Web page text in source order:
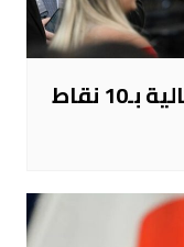
نقاط